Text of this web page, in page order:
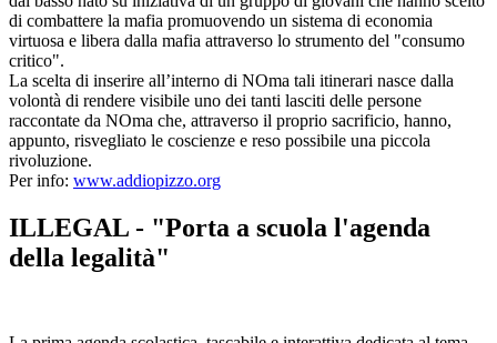
di combattere la mafia promuovendo un sistema di economia
virtuosa e libera dalla mafia attraverso lo strumento del "consumo
critico".
La scelta di inserire all’interno di NOma tali itinerari nasce dalla
volontà di rendere visibile uno dei tanti lasciti delle persone
raccontate da NOma che, attraverso il proprio sacrificio, hanno,
appunto, risvegliato le coscienze e reso possibile una piccola
rivoluzione.
Per info: www.addiopizzo.org
ILLEGAL - "Porta a scuola l'agenda
della legalità"